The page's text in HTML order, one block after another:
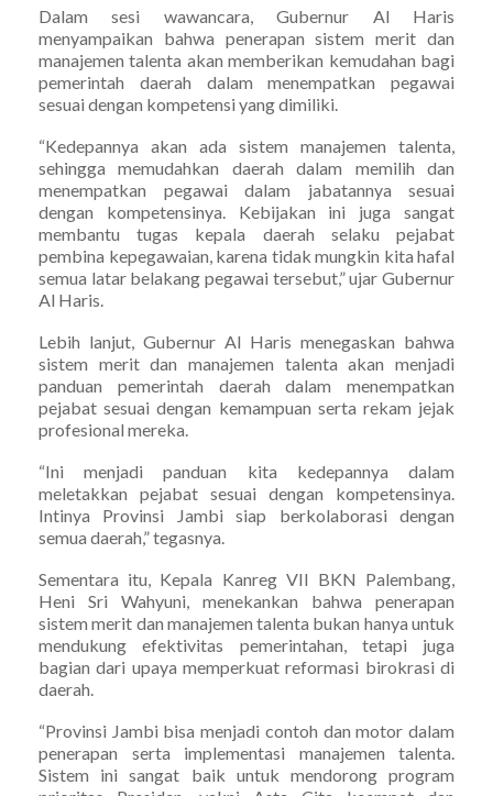
Dalam sesi wawancara, Gubernur Al Haris
menyampaikan bahwa penerapan sistem merit dan
manajemen talenta akan memberikan kemudahan bagi
pemerintah daerah dalam menempatkan pegawai
sesuai dengan kompetensi yang dimiliki.
“Kedepannya akan ada sistem manajemen talenta,
sehingga memudahkan daerah dalam memilih dan
menempatkan pegawai dalam jabatannya sesuai
dengan kompetensinya. Kebijakan ini juga sangat
membantu tugas kepala daerah selaku pejabat
pembina kepegawaian, karena tidak mungkin kita hafal
semua latar belakang pegawai tersebut,” ujar Gubernur
Al Haris.
Lebih lanjut, Gubernur Al Haris menegaskan bahwa
sistem merit dan manajemen talenta akan menjadi
panduan pemerintah daerah dalam menempatkan
pejabat sesuai dengan kemampuan serta rekam jejak
profesional mereka.
“Ini menjadi panduan kita kedepannya dalam
meletakkan pejabat sesuai dengan kompetensinya.
Intinya Provinsi Jambi siap berkolaborasi dengan
semua daerah,” tegasnya.
Sementara itu, Kepala Kanreg VII BKN Palembang,
Heni Sri Wahyuni, menekankan bahwa penerapan
sistem merit dan manajemen talenta bukan hanya untuk
mendukung efektivitas pemerintahan, tetapi juga
bagian dari upaya memperkuat reformasi birokrasi di
daerah.
“Provinsi Jambi bisa menjadi contoh dan motor dalam
penerapan serta implementasi manajemen talenta.
Sistem ini sangat baik untuk mendorong program